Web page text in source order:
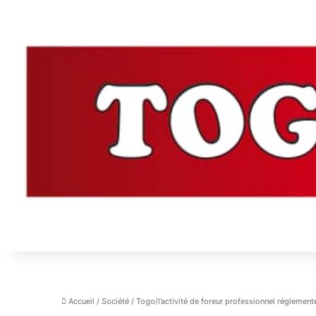
Accueil / Société / Togo/l’activité de foreur professionnel